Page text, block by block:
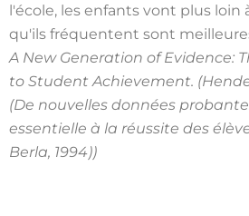
l'école, les enfants vont plus loin
qu'ils fréquentent sont
A New Generation of Evidence:
to Student Achievement.
(De nouvelles données
essentielle à la réussite des
Berla, 1994))